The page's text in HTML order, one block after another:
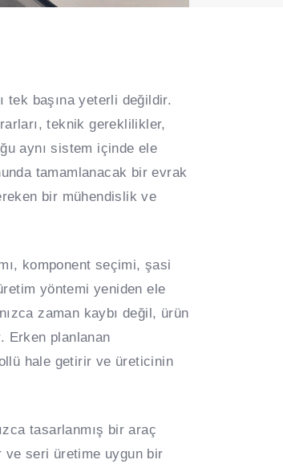
tek başına yeterli değildir.
teknik gereklilikler,
aynı sistem içinde ele
tamamlanacak bir evrak
bir mühendislik ve
komponent seçimi, şasi
yöntemi yeniden ele
zaman kaybı değil, ürün
Erken planlanan
hale getirir ve üreticinin
tasarlanmış bir araç
seri üretime uygun bir